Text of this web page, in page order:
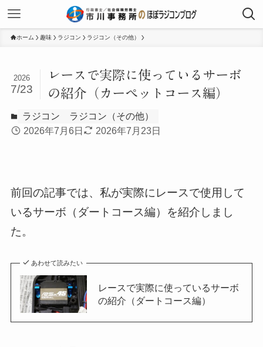
ホーム 趣味 ラジコン ラジコン（その他）
レースで実際に使っているサーボ
の紹介（カーペットコース編）
2026
7/23
ラジコン
ラジコン（その他）
2026年7月6日
2026年7月23日
前回の記事では、私が実際にレースで使用して
いるサーボ（ダートコース編）を紹介しまし
た。
あわせて読みたい
レースで実際に使っているサーボ
の紹介（ダートコース編）